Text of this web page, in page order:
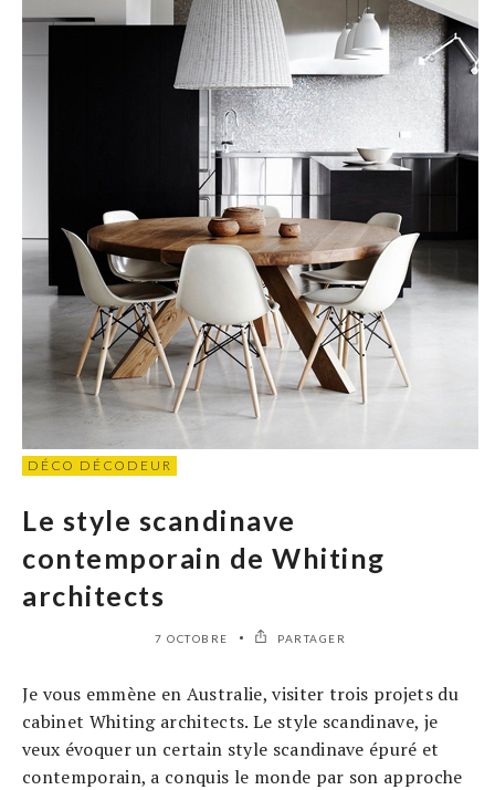
DÉCO DÉCODEUR
Le style scandinave
contemporain de Whiting
architects
7 OCTOBRE PARTAGER
Je vous emmène en Australie, visiter trois projets du
cabinet Whiting architects. Le style scandinave, je
veux évoquer un certain style scandinave épuré et
contemporain, a conquis le monde par son approche